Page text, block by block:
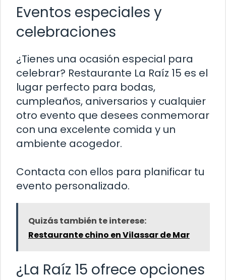
Eventos especiales y
celebraciones
¿Tienes una ocasión especial para
celebrar? Restaurante La Raíz 15 es el
lugar perfecto para bodas,
cumpleaños, aniversarios y cualquier
otro evento que desees conmemorar
con una excelente comida y un
ambiente acogedor.
Contacta con ellos para planificar tu
evento personalizado.
Quizás también te interese:
Restaurante chino en Vilassar de Mar
¿La Raíz 15 ofrece opciones